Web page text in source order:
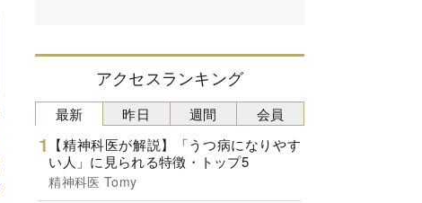
アクセスランキング
最新
【精神科医が解説】「うつ病になりやす
い人」に見られる特徴・トップ5
精神科医 Tomy
昨日 週間 会員